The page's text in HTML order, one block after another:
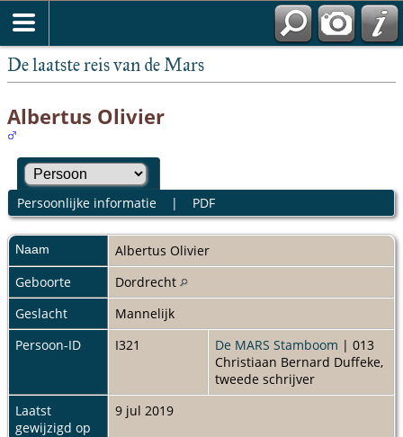
De laatste reis van de Mars
Albertus Olivier
Persoonlijke informatie| PDF
Naam Albertus Olivier
Geboorte
Dordrecht
Geslacht
Mannelijk
Persoon-ID
I321 De MARS Stamboom | 013
Christiaan Bernard Duffeke,
tweede schrijver
Laatst
gewijzigd op
9 jul 2019